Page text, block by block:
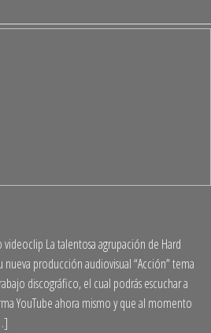
videoclip La talentosa agrupación de Hard
nueva producción audiovisual “Acción” tema
discográfico, el cual podrás escuchar a
YouTube ahora mismo y que al momento
+